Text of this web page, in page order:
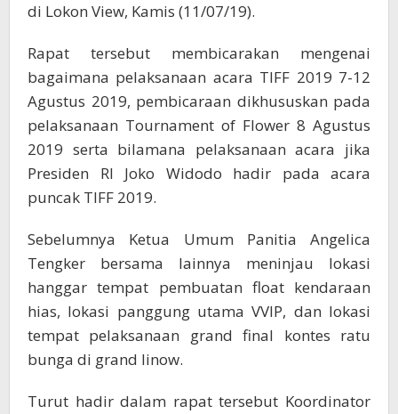
di Lokon View, Kamis (11/07/19).
Rapat tersebut membicarakan mengenai
bagaimana pelaksanaan acara TIFF 2019 7-12
Agustus 2019, pembicaraan dikhususkan pada
pelaksanaan Tournament of Flower 8 Agustus
2019 serta bilamana pelaksanaan acara jika
Presiden RI Joko Widodo hadir pada acara
puncak TIFF 2019.
Sebelumnya Ketua Umum Panitia Angelica
Tengker bersama lainnya meninjau lokasi
hanggar tempat pembuatan float kendaraan
hias, lokasi panggung utama VVIP, dan lokasi
tempat pelaksanaan grand final kontes ratu
bunga di grand linow.
Turut hadir dalam rapat tersebut Koordinator